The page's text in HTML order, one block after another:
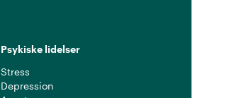
Psykiske lidelser
Stress
Depression